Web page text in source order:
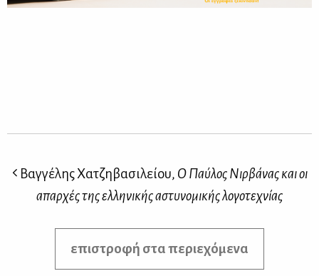
Βαγγέλης Χατζηβασιλείου, Ο Παύλος Νιρβάνας και οι
απαρχές της ελληνικής αστυνομικής λογοτεχνίας
επιστροφή στα περιεχόμενα